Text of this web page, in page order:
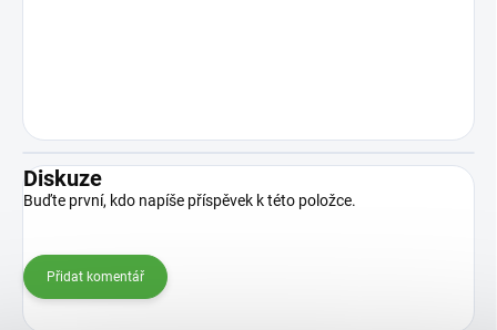
Diskuze
Buďte první, kdo napíše příspěvek k této položce.
Přidat komentář